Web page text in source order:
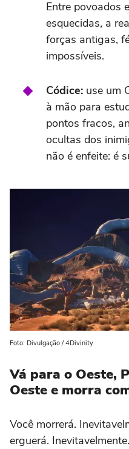
Entre povoados
esquecidas, a
forças antigas,
impossíveis.
Códice: use um
à mão para
pontos fracos,
ocultas dos
não é enfeite: é
Foto: Divulgação / 4Divinity
Vá para o Oeste,
Oeste e morra
Você morrerá.
erguerá.